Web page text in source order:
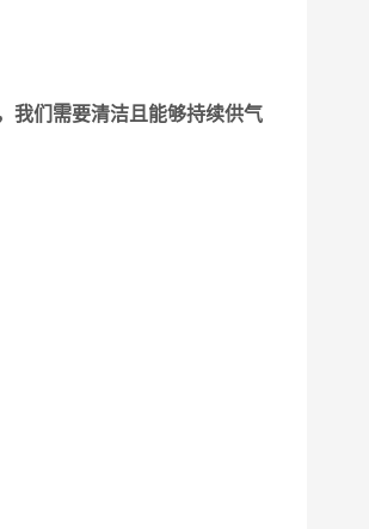
我们需要清洁且能够持续供气